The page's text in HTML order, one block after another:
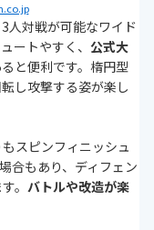
人対戦が可能なワイド
ートやすく、 公式大
と便利です。楕円型
し攻撃する姿が楽し
スピンフィニッシュ
合もあり、ディフェン
。 バトルや改造が楽